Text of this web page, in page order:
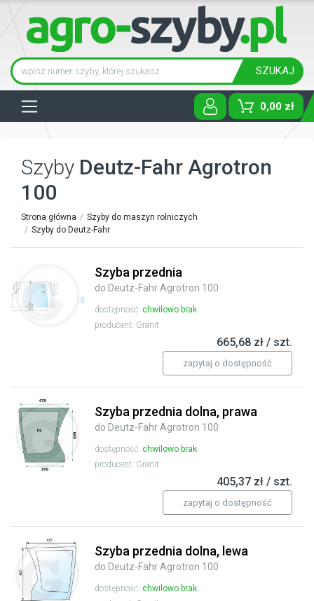
SZUKAJ
0,00 zł
Szyby Deutz-Fahr Agrotron
100
Strona główna
Szyby do maszyn rolniczych
Szyby do Deutz-Fahr
Szyba przednia
do Deutz-Fahr Agrotron 100
dostępność: chwilowo brak
producent: Granit
665,68 zł / szt.
zapytaj o dostępność
Szyba przednia dolna, prawa
do Deutz-Fahr Agrotron 100
dostępność: chwilowo brak
producent: Granit
405,37 zł / szt.
zapytaj o dostępność
Szyba przednia dolna, lewa
do Deutz-Fahr Agrotron 100
dostępność: chwilowo brak